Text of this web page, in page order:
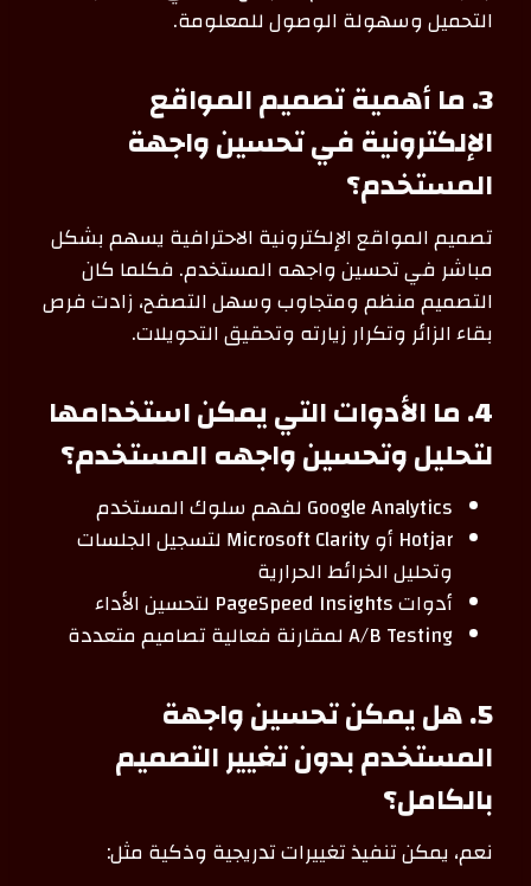
التحميل وسهولة الوصول للمعلومة.
3. ما أهمية تصميم المواقع
الإلكترونية في تحسين واجهة
المستخدم؟
تصميم المواقع الإلكترونية الاحترافية يسهم بشكل
مباشر في تحسين واجهه المستخدم. فكلما كان
التصميم منظم ومتجاوب وسهل التصفح، زادت فرص
بقاء الزائر وتكرار زيارته وتحقيق التحويلات.
4. ما الأدوات التي يمكن استخدامها
لتحليل وتحسين واجهه المستخدم؟
Google Analytics لفهم سلوك المستخدم
Hotjar أو Microsoft Clarity لتسجيل الجلسات
وتحليل الخرائط الحرارية
أدوات PageSpeed Insights لتحسين الأداء
A/B Testing لمقارنة فعالية تصاميم متعددة
5. هل يمكن تحسين واجهة
المستخدم بدون تغيير التصميم
بالكامل؟
نعم، يمكن تنفيذ تغييرات تدريجية وذكية مثل: